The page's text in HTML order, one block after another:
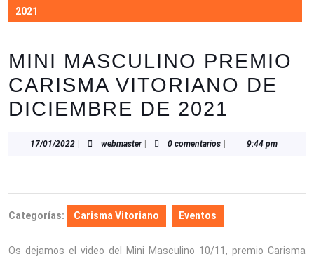
2021
MINI MASCULINO PREMIO
CARISMA VITORIANO DE
DICIEMBRE DE 2021
17/01/202217/01/2022webmasterwebmaster0 comentarios 9:44 pm
Categorías: Carisma Vitoriano Eventos
Os dejamos el video del Mini Masculino 10/11, premio Carisma